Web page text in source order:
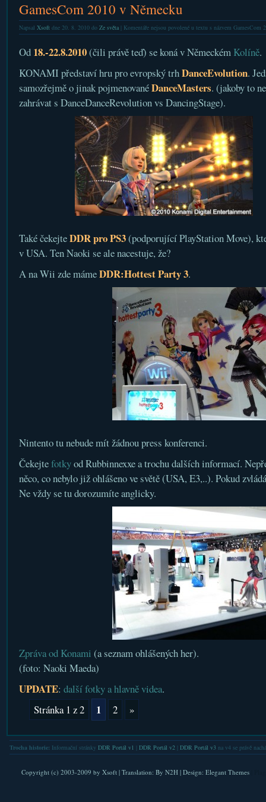
GamesCom 2010 v Německu
Napsal Xsoftdne 20. 8. 2010 do Ze světa| Komentáře nejsou povolenéu textu s názvem GamesCom
Od 18.-22.8.2010(čili právě teď) se koná v Německém Kolíně.
KONAMI představí hru pro evropský trhDanceEvolution.
samozřejmě o jinak pojmenovanéDanceMasters. (jakoby to
zahrávat s DanceDanceRevolution vs DancingStage).
Také čekejteDDR pro PS3(podporující PlayStation Move),
v USA. Ten Naoki se ale nacestuje, že?
A na Wii zde mámeDDR:Hottest Party 3.
Nintento tu nebude mít žádnou press konferenci.
Čekejtefotkyod Rubbinnexxe a trochu dalších informací.
něco, co nebylo již ohlášeno ve světě (USA, E3,..). Pokud
Ne vždy se tu dorozumíte anglicky.
Zpráva od Konami (a seznam ohlášených her).
(foto: Naoki Maeda)
UPDATE: další fotky a hlavně videa.
Stránka 1 z 2
1 2 »
Trocha historie: Informační stránky DDR Portál v1 DDR Portál v2| DDR Portál v3na v4 se právě
Copyright (c) 2003-2009 by Xsoft| Translation: By N2H| Design: Elegant Themes